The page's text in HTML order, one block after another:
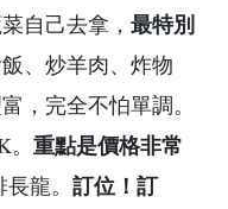
自己去拿， 最特別
、炒羊肉、炸物
，完全不怕單調。
重點是價格非常
龍。 訂位！訂